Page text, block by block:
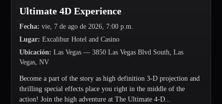
Ultimate 4D Experience
Fecha: vie, 7 de ago de 2026, 7:00 p.m.
Lugar: Excalibur Hotel and Casino
Ubicación: Las Vegas — 3850 Las Vegas Blvd South, Las
Vegas, NV
Become a part of the story as high definition 3-D projection and
thrilling special effects place you right in the middle of the
action! Join the high adventure at The Ultimate 4-D...